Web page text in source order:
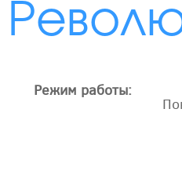
Режим работы: